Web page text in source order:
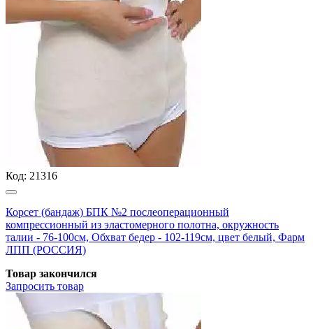
Код: 21316
Корсет (бандаж) БПК №2 послеоперационный
компрессионный из эластомерного полотна, окружность
талии - 76-100см, Обхват бедер - 102-119см, цвет белый, Фарм
ЛПП (РОССИЯ)
Товар закончился
Запросить товар